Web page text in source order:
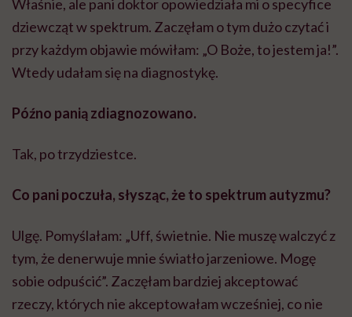
Właśnie, ale pani doktor opowiedziała mi o specyfice
dziewcząt w spektrum. Zaczęłam o tym dużo czytać i
przy każdym objawie mówiłam: „O Boże, to jestem ja!”.
Wtedy udałam się na diagnostykę.
Późno panią zdiagnozowano.
Tak, po trzydziestce.
Co pani poczuła, słysząc, że to spektrum autyzmu?
Ulgę. Pomyślałam: „Uff, świetnie. Nie muszę walczyćz
tym, że denerwuje mnie światło jarzeniowe. Mogę
sobie odpuścić”. Zaczęłam bardziej akceptować
rzeczy, których nie akceptowałam wcześniej, co nie